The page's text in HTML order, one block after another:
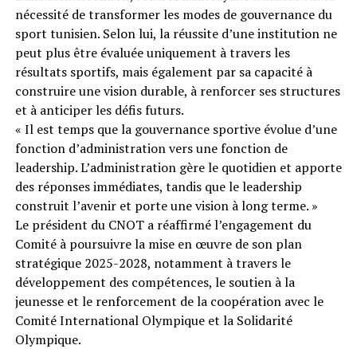
nécessité de transformer les modes de gouvernance du
sport tunisien. Selon lui, la réussite d’une institution ne
peut plus être évaluée uniquement à travers les
résultats sportifs, mais également par sa capacité à
construire une vision durable, à renforcer ses structures
et à anticiper les défis futurs.
« Il est temps que la gouvernance sportive évolue d’une
fonction d’administration vers une fonction de
leadership. L’administration gère le quotidien et apporte
des réponses immédiates, tandis que le leadership
construit l’avenir et porte une vision à long terme. »
Le président du CNOT a réaffirmé l’engagement du
Comité à poursuivre la mise en œuvre de son plan
stratégique 2025-2028, notamment à travers le
développement des compétences, le soutien à la
jeunesse et le renforcement de la coopération avec le
Comité International Olympique et la Solidarité
Olympique.